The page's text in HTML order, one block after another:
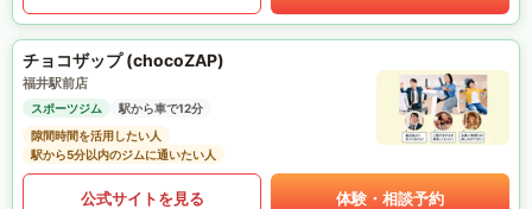
チョコザップ (chocoZAP)
福井駅前店
スポーツジム
駅から車で12分
隙間時間を活用したい人
駅から5分以内のジムに通いたい人
公式サイトを見る 体験・相談予約